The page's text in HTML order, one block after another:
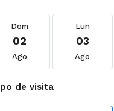
Dom
02
Ago
Lun
03
Ago
de visita